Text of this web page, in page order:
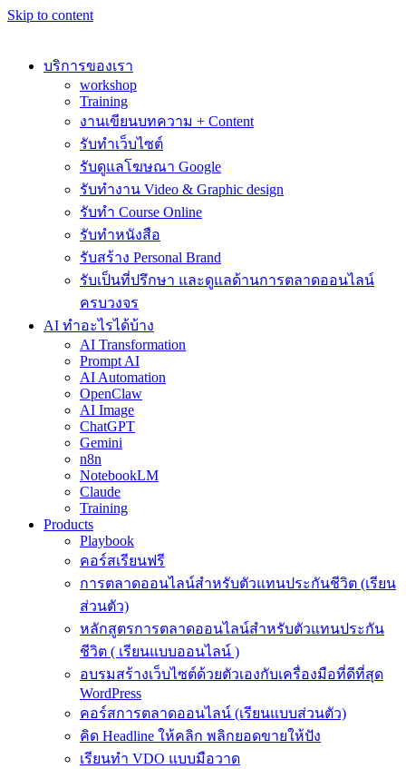
Skip to content
บริการของเรา
workshop
Training
งานเขียนบทความ + Content
รับทำเว็บไซต์
รับดูแลโฆษณา Google
รับทำงาน Video & Graphic design
รับทำ Course Online
รับทำหนังสือ
รับสร้าง Personal Brand
รับเป็นที่ปรึกษา และดูแลด้านการตลาดออนไลน์
ครบวงจร
AI ทำอะไรได้บ้าง
AI Transformation
Prompt AI
AI Automation
OpenClaw
AI Image
ChatGPT
Gemini
n8n
NotebookLM
Claude
Training
Products
Playbook
คอร์สเรียนฟรี
การตลาดออนไลน์สำหรับตัวแทนประกันชีวิต (เรียน
ส่วนตัว)
หลักสูตรการตลาดออนไลน์สำหรับตัวแทนประกัน
ชีวิต ( เรียนแบบออนไลน์ )
อบรมสร้างเว็บไซต์ด้วยตัวเองกับเครื่องมือที่ดีที่สุด
WordPress
คอร์สการตลาดออนไลน์ (เรียนแบบส่วนตัว)
คิด Headline ให้คลิก พลิกยอดขายให้ปัง
เรียนทำ VDO แบบมือวาด